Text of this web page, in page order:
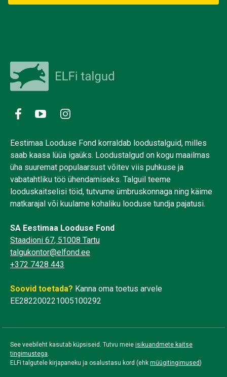
Eestimaa Looduse Fond korraldab loodustalguid, milles
saab kaasa lüüa igaüks. Loodustalgud on kogu maailmas
üha suuremat populaarsust võitev viis puhkuse ja
vabatahtliku töö ühendamiseks. Talguil teeme
looduskaitselisi töid, tutvume ümbruskonnaga ning käime
matkarajal või kuulame kohaliku looduse tundja pajatusi.
SA Eestimaa Looduse Fond
Staadioni 67, 51008 Tartu
talgukontor@elfond.ee
+372 7428 443
Soovid toetada? Kanna oma toetus arvele
EE282200221005100292
See veebileht kasutab küpsiseid. Tutvu meie isikuandmete kaitse
tingimustega.
ELFi talgutele kirjapaneku ja osalustasu kord (ehk müügitingimused)